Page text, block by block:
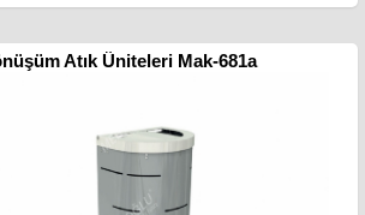
Atık Üniteleri Mak-681a